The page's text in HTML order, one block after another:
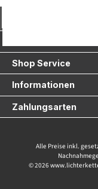
Shop Service
Informationen
Zahlungsarten
Alle Preise inkl.
© 2026